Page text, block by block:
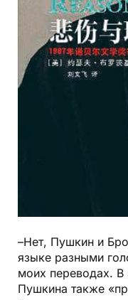
–Нет, Пушкин и
языке разными
моих переводах. В
Пушкина также